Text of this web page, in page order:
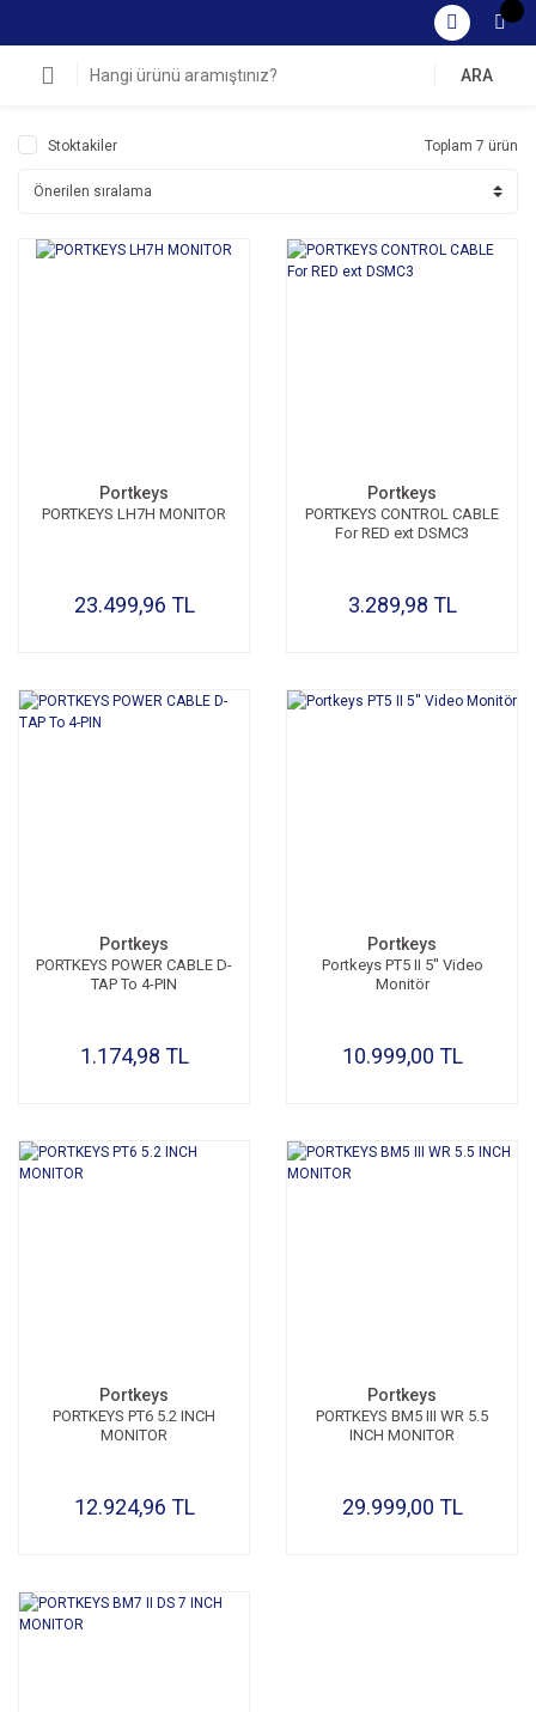
ARA
Stoktakiler Toplam 7 ürün
Portkeys
PORTKEYS LH7H MONITOR
23.499,96 TL
Portkeys
PORTKEYS CONTROL CABLE
For RED ext DSMC3
3.289,98 TL
Portkeys
PORTKEYS POWER CABLE D-
TAP To 4-PIN
1.174,98 TL
Portkeys
Portkeys PT5 II 5'' Video
Monitör
10.999,00 TL
Portkeys
PORTKEYS PT6 5.2 INCH
MONITOR
12.924,96 TL
Portkeys
PORTKEYS BM5 III WR 5.5
INCH MONITOR
29.999,00 TL